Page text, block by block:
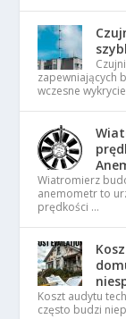
zapewniających
wczesne
Wiatromierz
anemometr to
prędkości …
Koszt audytu
często budzi